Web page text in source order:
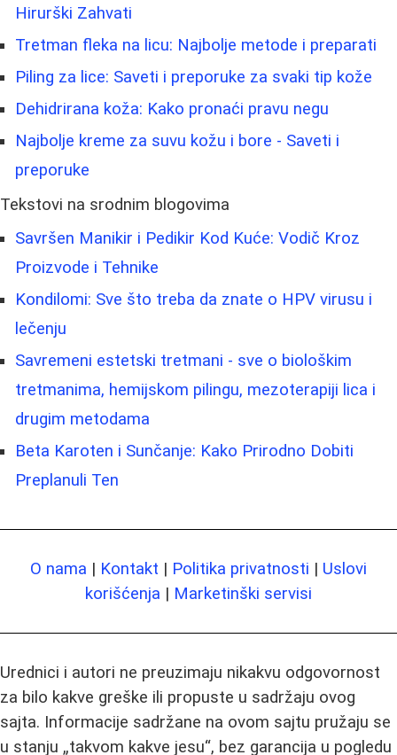
Hirurški Zahvati
Tretman fleka na licu: Najbolje metode i preparati
Piling za lice: Saveti i preporuke za svaki tip kože
Dehidrirana koža: Kako pronaći pravu negu
Najbolje kreme za suvu kožu i bore - Saveti i
preporuke
Tekstovi na srodnim blogovima
Savršen Manikir i Pedikir Kod Kuće: Vodič Kroz
Proizvode i Tehnike
Kondilomi: Sve što treba da znate o HPV virusu i
lečenju
Savremeni estetski tretmani - sve o biološkim
tretmanima, hemijskom pilingu, mezoterapiji lica i
drugim metodama
Beta Karoten i Sunčanje: Kako Prirodno Dobiti
Preplanuli Ten
O nama | Kontakt | Politika privatnosti | Uslovi
korišćenja | Marketinški servisi
Urednici i autori ne preuzimaju nikakvu odgovornost
za bilo kakve greške ili propuste u sadržaju ovog
sajta. Informacije sadržane na ovom sajtu pružaju se
u stanju „takvom kakve jesu“, bez garancija u pogledu